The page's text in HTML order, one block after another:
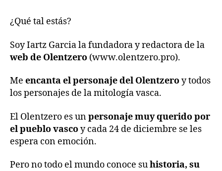
¿Qué tal estás?
Soy Iartz Garcia la fundadora y redactora de la
web de Olentzero (www.olentzero.pro).
Me encanta el personaje del Olentzeroy todos
los personajes de la mitología vasca.
El Olentzero es unpersonaje muy querido por
el pueblo vascoy cada 24 de diciembre se les
espera con emoción.
Pero no todo el mundo conoce suhistoria, su